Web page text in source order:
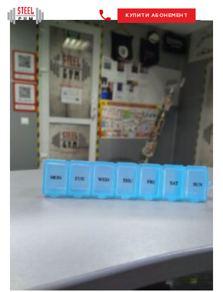
КУПИТИ АБОНЕМЕНТ